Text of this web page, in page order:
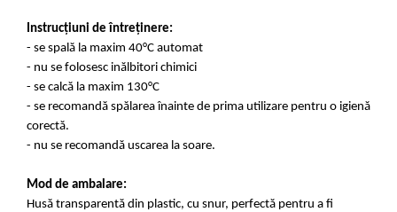
Instrucțiuni de întreținere:
- se spală la maxim 40°C automat
- nu se folosesc inălbitori chimici
- se calcă la maxim 130°C
- se recomandă spălarea înainte de prima utilizare pentru o igienă
corectă.
- nu se recomandă uscarea la soare.
Mod de ambalare:
Husă transparentă din plastic, cu snur, perfectă pentru a fi